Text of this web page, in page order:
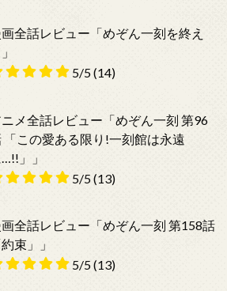
全話レビュー「めぞん一刻を終え
5/5(14)
メ全話レビュー「めぞん一刻 第96
「この愛ある限り!一刻館は永遠
」」
5/5(13)
全話レビュー「めぞん一刻 第158話
約束」」
5/5(13)